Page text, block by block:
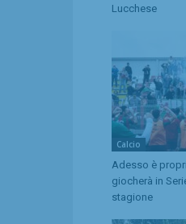
Lucchese
Calcio
Adesso è
giocherà in
stagione